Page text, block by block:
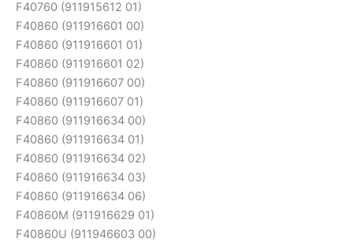
F40760 (911915612 01)
F40860 (911916601 00)
F40860 (911916601 01)
F40860 (911916601 02)
F40860 (911916607 00)
F40860 (911916607 01)
F40860 (911916634 00)
F40860 (911916634 01)
F40860 (911916634 02)
F40860 (911916634 03)
F40860 (911916634 06)
F40860M (911916629 01)
F40860U (911946603 00)